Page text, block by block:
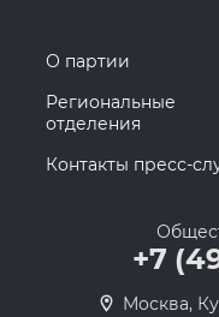
О партии
Региональные
отделения
Контакты пресс-
+7
Москва,